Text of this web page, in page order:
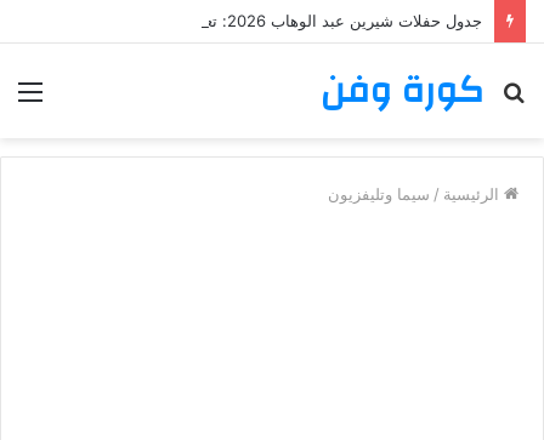
كورة وفن
بحث
الرئيسية / سيما وتليفزيون